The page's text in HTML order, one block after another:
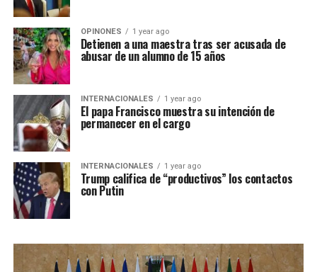
OPINONES 1 year ago
Detienen a una maestra tras ser acusada de
abusar de un alumno de 15 años
INTERNACIONALES 1 year ago
El papa Francisco muestra su intención de
permanecer en el cargo
INTERNACIONALES 1 year ago
Trump califica de “productivos” los contactos
con Putin